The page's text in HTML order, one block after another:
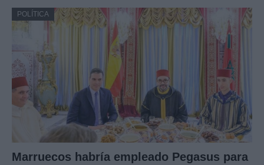
POLÍTICA
Marruecos habría empleado Pegasus para